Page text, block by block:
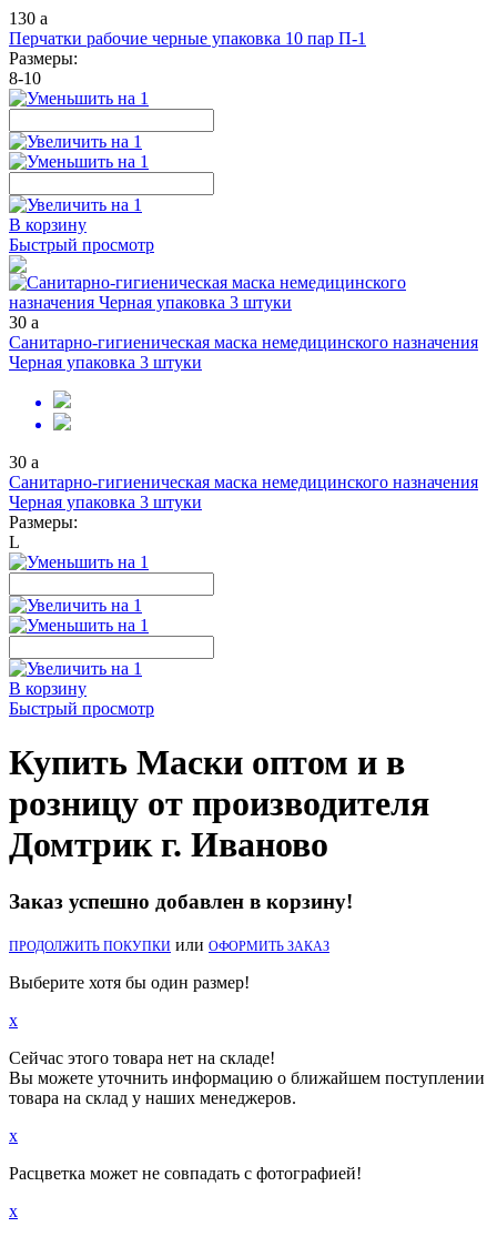
130 a
Перчатки рабочие черные упаковка 10 пар П-1
Размеры:
8-10
В корзину
Быстрый просмотр
30 a
Санитарно-гигиеническая маска немедицинского назначения
Черная упаковка 3 штуки
30 a
Санитарно-гигиеническая маска немедицинского назначения
Черная упаковка 3 штуки
Размеры:
L
В корзину
Быстрый просмотр
Купить Маски оптом и в
розницу от производителя
Домтрик г. Иваново
Заказ успешно добавлен в корзину!
ПРОДОЛЖИТЬ ПОКУПКИ или ОФОРМИТЬ ЗАКАЗ
Выберите хотя бы один размер!
x
Сейчас этого товара нет на складе!
Вы можете уточнить информацию о ближайшем поступлении
товара на склад у наших менеджеров.
x
Расцветка может не совпадать с фотографией!
x